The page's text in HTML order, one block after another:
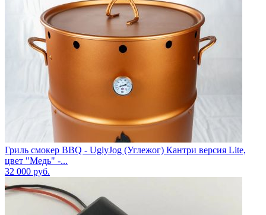
Гриль смокер BBQ - UglyJog (Углежог) Кантри версия Lite,
цвет "Медь" -...
32 000 руб.